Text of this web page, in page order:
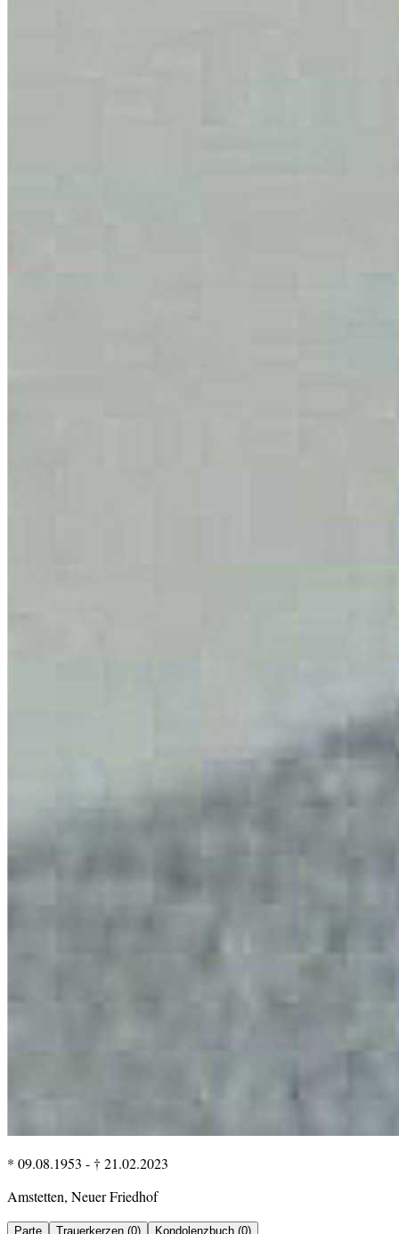
* 09.08.1953 - † 21.02.2023
Amstetten, Neuer Friedhof
Parte Trauerkerzen (0)
Kondolenzbuch (0)